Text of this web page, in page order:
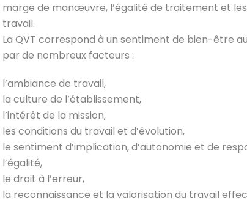
marge de manœuvre, l’égalité de traitement et
travail.
La QVT correspond à un sentiment de bien-être
par de nombreux facteurs :
l’ambiance de travail,
la culture de l’établissement,
l’intérêt de la mission,
les conditions du travail et d’évolution,
le sentiment d’implication, d’autonomie et de
l’égalité,
le droit à l’erreur,
la reconnaissance et la valorisation du travail